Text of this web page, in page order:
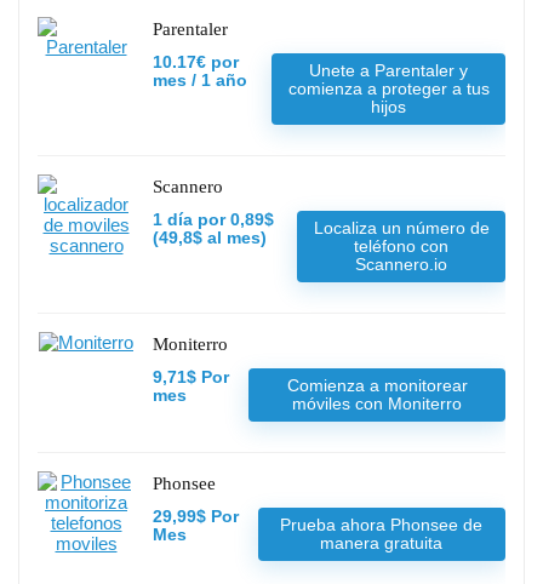
Parentaler
10.17€ por
mes / 1 año
Unete a Parentaler y
comienza a proteger a tus
hijos
Scannero
1 día por 0,89$
(49,8$ al mes)
Localiza un número de
teléfono con
Scannero.io
Moniterro
9,71$ Por
mes
Comienza a monitorear
móviles con Moniterro
Phonsee
29,99$ Por
Mes
Prueba ahora Phonsee de
manera gratuita